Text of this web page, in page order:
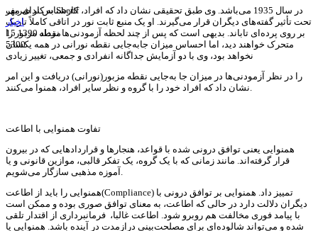
کارشناس ندای مهر
اخبار
15 مرداد 1390
5300
به کار شریف Sherif در سال 1935 می‌باشد. وی طبق تحقیقی نشان داد که افراد،
تحت تأثیر گفته‌های دیگران قرار می‌گیرند. او یک منبع ثابت نور در اتاقی کاملاً تاریک
بر روی پرده‌ای تاباند. بدیهی است که پس از چند لحظه آزمودنی‌ها نقطه مزبور را
متحرک خواهند دید، اما احساس میزان جابه‌جایی نقطه نورانی در همه یکسان
نخواهد بود، وی با دو آزمایش جداگانه انفرادی و جمعی، تغییر زیادی
را در نظر آزمودنی‌ها در میزان جا به‌جایی نقطه مزبور(نورانی) دریافت و این امر
تفاوت همنوایی با اطاعت
همنوایی یعنی توافق درونی شده با قواعد، هنجارها و قراردادهایی که در بیرون
قرار گرفته‌اند. مانند زمانی که با یک گروه، یک تفکر قالبی، موازین قانونی و یا
همنوایی را باید از اطاعت(Compliance) تمییز داد. همنوایی بر توافق درونی با
دیگران دلالت دارد در حالی که اطاعت، به معنای توافق صوری بوده و ممکن است
با پیامد فوری مخالفت هم روبرو شود. اطاعت غالبا، فرمانبرداری از اقتدار تلقی
شده و می‌‌‌‌‌‌تواند شالوده‌ای برای مصلحت‌بینی درازمدت در آینده باشد. همنوایی یا